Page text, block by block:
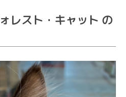
レスト・キャット の